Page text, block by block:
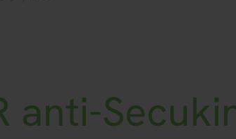
anti-